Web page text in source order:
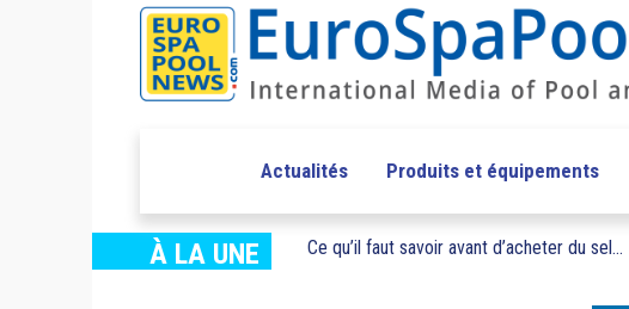
Actualités Produits et équipements
À LA UNE Ce qu’il faut savoir avant d’acheter du sel...